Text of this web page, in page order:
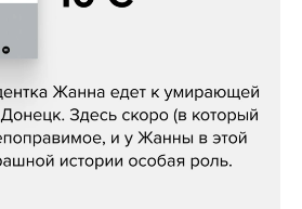
«Белая дама»